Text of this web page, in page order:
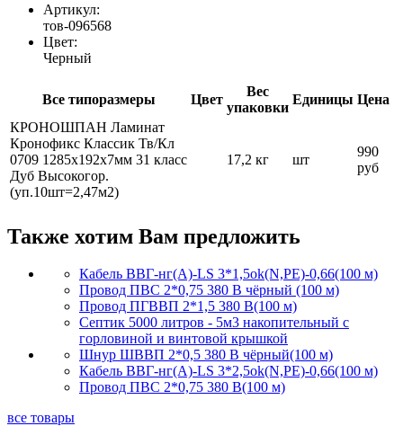
Артикул:
тов-096568
Цвет:
Черный
Все типоразмеры Цвет
Вес
упаковки
Единицы Цена
КРОНОШПАН Ламинат
Кронофикс Классик Тв/Кл
0709 1285х192х7мм 31 класс
Дуб Высокогор.
(уп.10шт=2,47м2)
17,2 кг шт
990
руб
Также хотим Вам предложить
Кабель ВВГ-нг(А)-LS 3*1,5ok(N,PE)-0,66(100 м)
Провод ПВС 2*0,75 380 В чёрный (100 м)
Провод ПГВВП 2*1,5 380 В(100 м)
Септик 5000 литров - 5м3 накопительный с
горловиной и винтовой крышкой
Шнур ШВВП 2*0,5 380 В чёрный(100 м)
Кабель ВВГ-нг(А)-LS 3*2,5ok(N,PE)-0,66(100 м)
Провод ПВС 2*0,75 380 В(100 м)
все товары